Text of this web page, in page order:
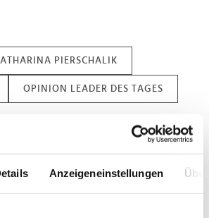
Anzeigeneinstellungen
PIERSCHALIK
OPINION LEADER DES TAGES